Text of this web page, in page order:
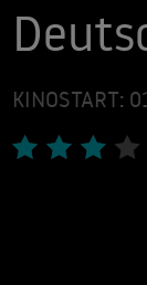
KINOSTART: